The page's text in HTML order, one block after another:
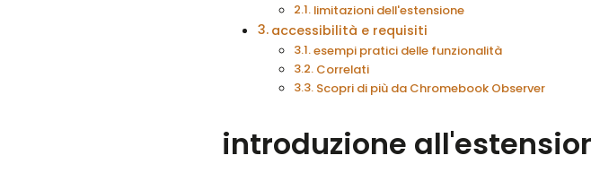
limitazioni dell'estensione
accessibilità e requisiti
esempi pratici delle funzionalità
Correlati
Scopri di più da Chromebook Observer
introduzione